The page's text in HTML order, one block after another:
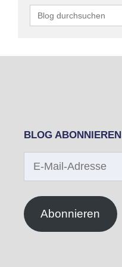
Search
for:
BLOG ABONNIEREN
Mail-
Abonnieren